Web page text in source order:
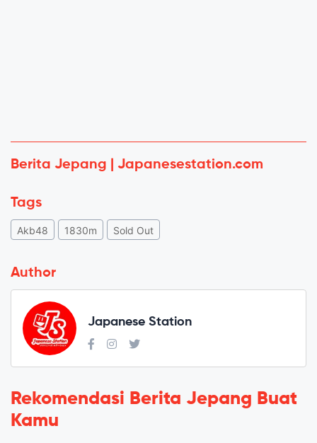
Berita Jepang | Japanesestation.com
Tags
Akb48 1830m Sold Out
Author
Japanese Station
Rekomendasi Berita Jepang Buat
Kamu